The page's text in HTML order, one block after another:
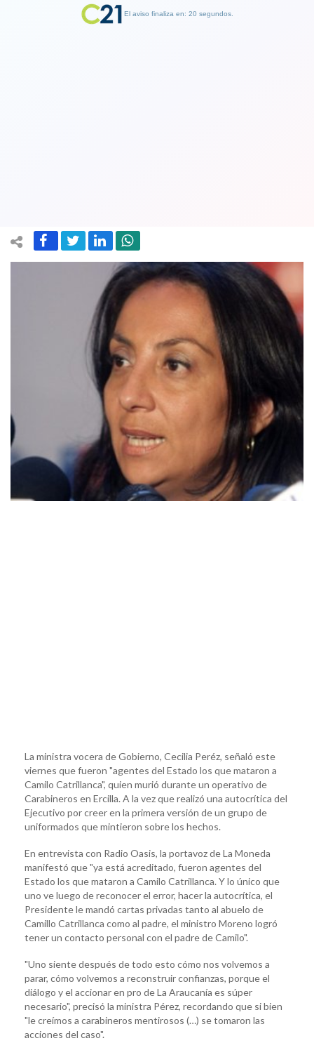
La ministra vocera de Gobierno, Cecilia Peréz, señaló este
viernes que fueron "agentes del Estado los que mataron a
Camilo Catrillanca", quien murió durante un operativo de
Carabineros en Ercilla. A la vez que realizó una autocrítica del
Ejecutivo por creer en la primera versión de un grupo de
uniformados que mintieron sobre los hechos.
En entrevista con Radio Oasis, la portavoz de La Moneda
manifestó que "ya está acreditado, fueron agentes del
Estado los que mataron a Camilo Catrillanca. Y lo único que
uno ve luego de reconocer el error, hacer la autocrítica, el
Presidente le mandó cartas privadas tanto al abuelo de
Camillo Catrillanca como al padre, el ministro Moreno logró
tener un contacto personal con el padre de Camilo".
"Uno siente después de todo esto cómo nos volvemos a
parar, cómo volvemos a reconstruir confianzas, porque el
diálogo y el accionar en pro de La Araucanía es súper
necesario", precisó la ministra Pérez, recordando que si bien
"le creímos a carabineros mentirosos (…) se tomaron las
acciones del caso".
El aviso finaliza en: 19 segundos.